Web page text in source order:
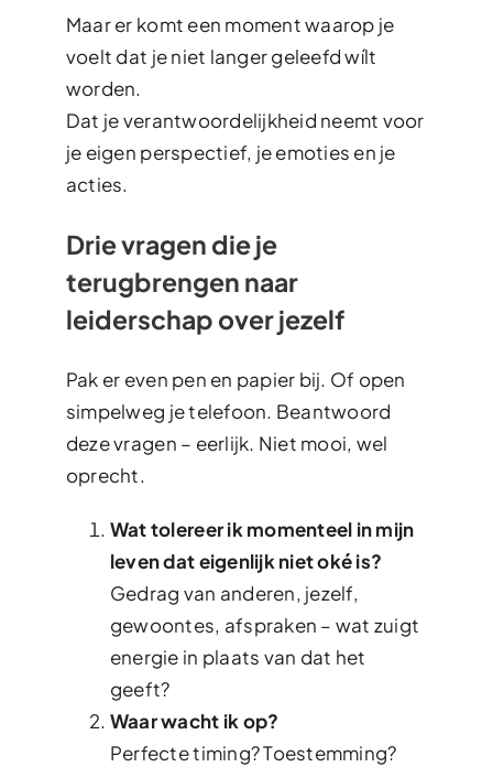
Maar er komt een moment waarop je
voelt dat je niet langer geleefd wílt
worden.
Dat je verantwoordelijkheid neemt voor
je eigen perspectief, je emoties en je
acties.
Drie vragen die je
terugbrengen naar
leiderschap over jezelf
Pak er even pen en papier bij. Of open
simpelweg je telefoon. Beantwoord
deze vragen – eerlijk. Niet mooi, wel
oprecht.
Wat tolereer ik momenteel in mijn
leven dat eigenlijk niet oké is?
Gedrag van anderen, jezelf,
gewoontes, afspraken – wat zuigt
energie in plaats van dat het
geeft?
Waar wacht ik op?
Perfecte timing? Toestemming?